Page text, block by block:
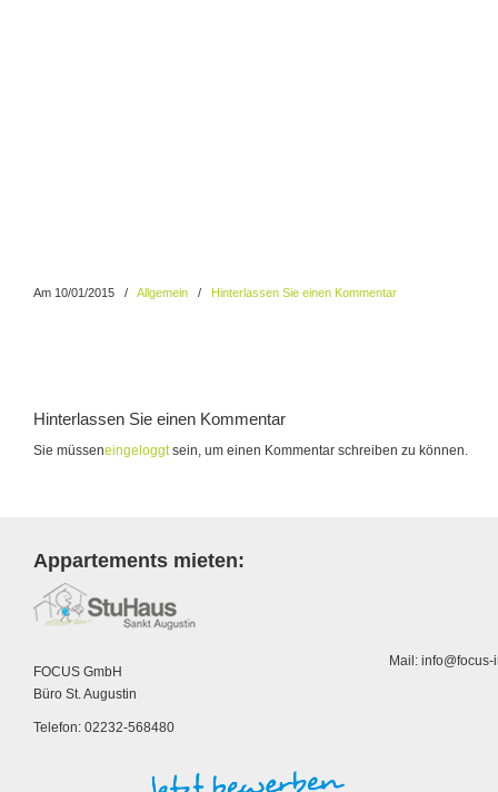
Am 10/01/2015 / Allgemein / Hinterlassen Sie einen Kommentar
Hinterlassen Sie einen Kommentar
Sie müsseneingeloggtsein, um einen Kommentar schreiben zu können.
Appartements mieten:
FOCUS GmbH
Büro St. Augustin
Telefon: 02232-568480
Mail: info@focus-